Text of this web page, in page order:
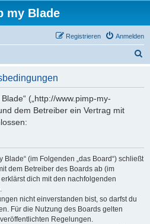
my Blade
Anmelden
Registrieren
(„http://www.pimp-my-
dem Betreiber ein Vertrag mit
Blade“ (im Folgenden „das Board“) schließt
dem Betreiber des Boards ab (im
erklärst dich mit den nachfolgenden
nicht einverstanden bist, so darfst du
Für die Nutzung des Boards gelten
Regelungen.